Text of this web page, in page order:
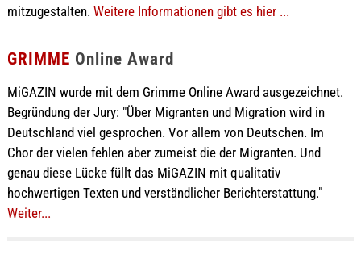
mitzugestalten. Weitere Informationen gibt es hier ...
GRIMME Online Award
MiGAZIN wurde mit dem Grimme Online Award ausgezeichnet.
Begründung der Jury: "Über Migranten und Migration wird in
Deutschland viel gesprochen. Vor allem von Deutschen. Im
Chor der vielen fehlen aber zumeist die der Migranten. Und
genau diese Lücke füllt das MiGAZIN mit qualitativ
hochwertigen Texten und verständlicher Berichterstattung."
Weiter...